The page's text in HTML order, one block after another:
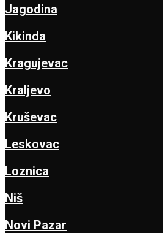
Jagodina
Kikinda
Kragujevac
Kraljevo
Kruševac
Leskovac
Loznica
Niš
Novi Pazar